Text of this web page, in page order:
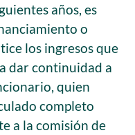
años, es
o
los ingresos que
dar continuidad a
quien
completo
a la comisión de